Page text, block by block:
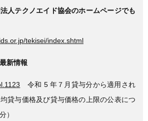
人テクノエイド協会のホームページでも
tekisei/index.shtml
新情報
令和 5 年７月貸与分から適用され
貸与価格及び貸与価格の上限の公表につ
）